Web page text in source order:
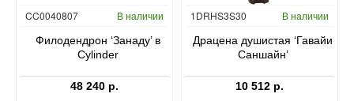
CC0040807 В наличии
Филодендрон ‘Занаду’ в
Cylinder
48 240 р.
Гидропоника
1DRHS3S30 В наличии
Драцена душистая ‘Гавайи
Саншайн’
10 512 р.